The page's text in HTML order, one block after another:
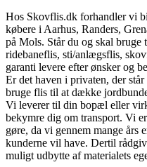
Hos Skovflis.dk forhandler vi
købere i Aarhus, Randers,
på Mols. Står du og skal
ridebaneflis, sti/anlægsflis,
garanti levere efter ønsker og
Er det haven i privaten, der
bruge flis til at dække
Vi leverer til din bopæl eller
bekymre dig om transport. Vi
gøre, da vi gennem mange års
kunderne vil have. Dertil
muligt udbytte af materialets